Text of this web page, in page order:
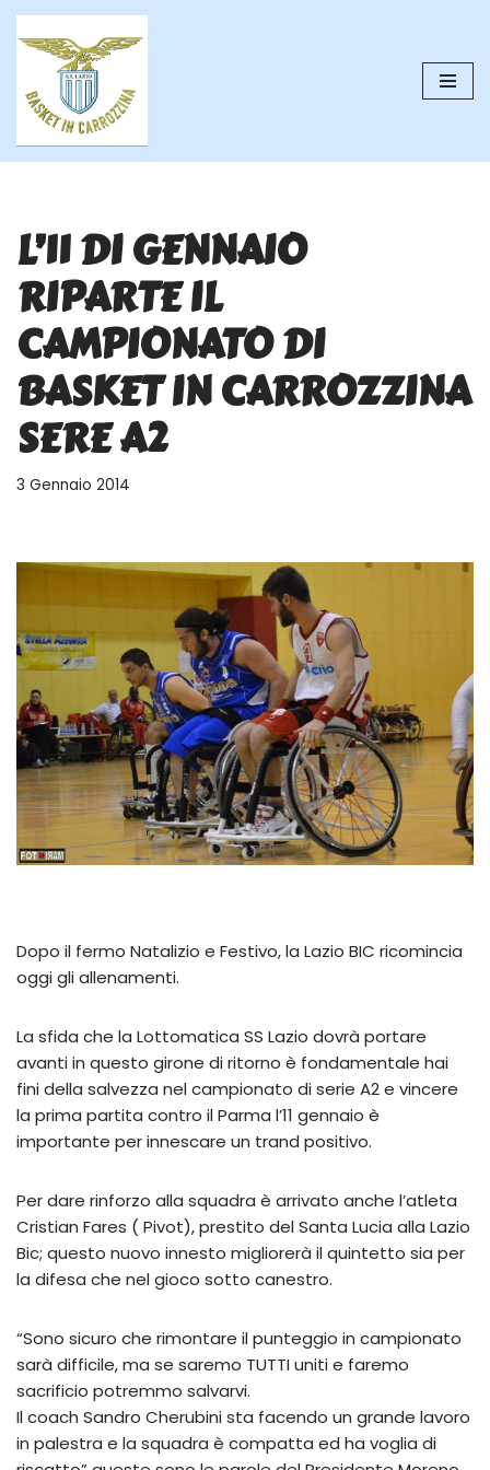
contenuto
L’11 DI GENNAIO
RIPARTE IL
CAMPIONATO DI
BASKET IN CARROZZINA
SERE A2
3 Gennaio 2014
Dopo il fermo Natalizio e Festivo, la Lazio BIC ricomincia
oggi gli allenamenti.
La sfida che la Lottomatica SS Lazio dovrà portare
avanti in questo girone di ritorno è fondamentale hai
fini della salvezza nel campionato di serie A2 e vincere
la prima partita contro il Parma l’11 gennaio è
importante per innescare un trand positivo.
Per dare rinforzo alla squadra è arrivato anche l’atleta
Cristian Fares ( Pivot), prestito del Santa Lucia alla Lazio
Bic; questo nuovo innesto migliorerà il quintetto sia per
la difesa che nel gioco sotto canestro.
“Sono sicuro che rimontare il punteggio in campionato
sarà difficile, ma se saremo TUTTI uniti e faremo
sacrificio potremmo salvarvi.
Il coach Sandro Cherubini sta facendo un grande lavoro
in palestra e la squadra è compatta ed ha voglia di